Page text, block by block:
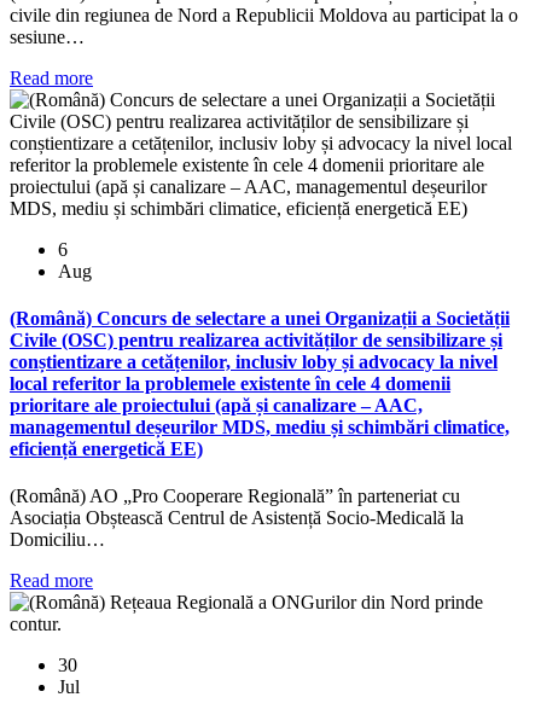
civile din regiunea de Nord a Republicii Moldova au participat la o
sesiune…
Read more
6
Aug
(Română) Concurs de selectare a unei Organizații a Societății
Civile (OSC) pentru realizarea activităților de sensibilizare și
conștientizare a cetățenilor, inclusiv loby și advocacy la nivel
local referitor la problemele existente în cele 4 domenii
prioritare ale proiectului (apă și canalizare – AAC,
managementul deșeurilor MDS, mediu și schimbări climatice,
eficiență energetică EE)
(Română) AO „Pro Cooperare Regională” în parteneriat cu
Asociația Obștească Centrul de Asistență Socio-Medicală la
Domiciliu…
Read more
30
Jul